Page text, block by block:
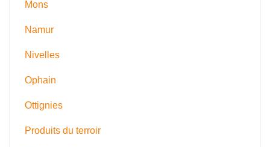
Mons
Namur
Nivelles
Ophain
Ottignies
Produits du terroir